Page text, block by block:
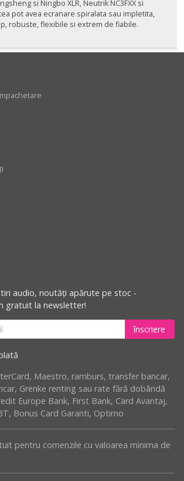
si Ningbo XLR, Neutrik NC3FXX si
pot avea ecranare spiralata sau impletita,
robuste, flexibile si extrem de fiabile.
audio, noutăți apărute pe stoc -
gratuit la newsletter!
înscriere
Maestro, ramburs, transfer bancar,
Grenke renting sau rate fără dobândă
Europe Bank, First Bank, Card Avantaj,
Bonus Card Garanti, Optimo
pentru comenzile cu valoarea minima de